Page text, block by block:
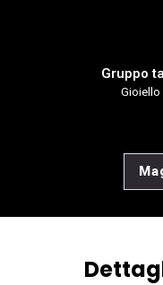
Gruppo
Gioiello